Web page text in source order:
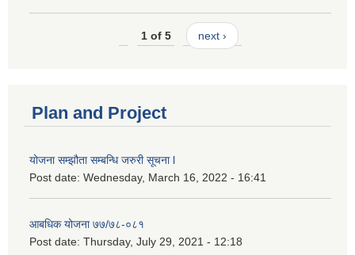
1 of 5 next ›
Plan and Project
योजना सम्झौता सम्बन्धि जरुरी सूचना l
Post date: Wednesday, March 16, 2022 - 16:41
आबधिक योजना ७७/७८-०८१
Post date: Thursday, July 29, 2021 - 12:18